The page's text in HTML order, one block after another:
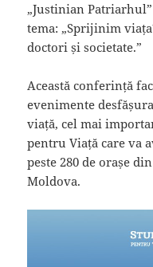
„Justinian
tema: „Sprijinim
doctori și societate.”
Această conferință
evenimente
viață, cel mai
pentru Viață care va
peste 280 de orașe
Moldova.